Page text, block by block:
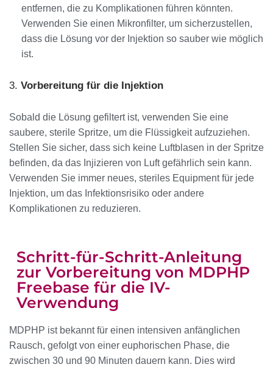
entfernen, die zu Komplikationen führen könnten.
Verwenden Sie einen Mikronfilter, um sicherzustellen,
dass die Lösung vor der Injektion so sauber wie möglich
ist.
3. Vorbereitung für die Injektion
Sobald die Lösung gefiltert ist, verwenden Sie eine
saubere, sterile Spritze, um die Flüssigkeit aufzuziehen.
Stellen Sie sicher, dass sich keine Luftblasen in der Spritze
befinden, da das Injizieren von Luft gefährlich sein kann.
Verwenden Sie immer neues, steriles Equipment für jede
Injektion, um das Infektionsrisiko oder andere
Komplikationen zu reduzieren.
Schritt-für-Schritt-Anleitung
zur Vorbereitung von MDPHP
Freebase für die IV-
Verwendung
MDPHP ist bekannt für einen intensiven anfänglichen
Rausch, gefolgt von einer euphorischen Phase, die
zwischen 30 und 90 Minuten dauern kann. Dies wird